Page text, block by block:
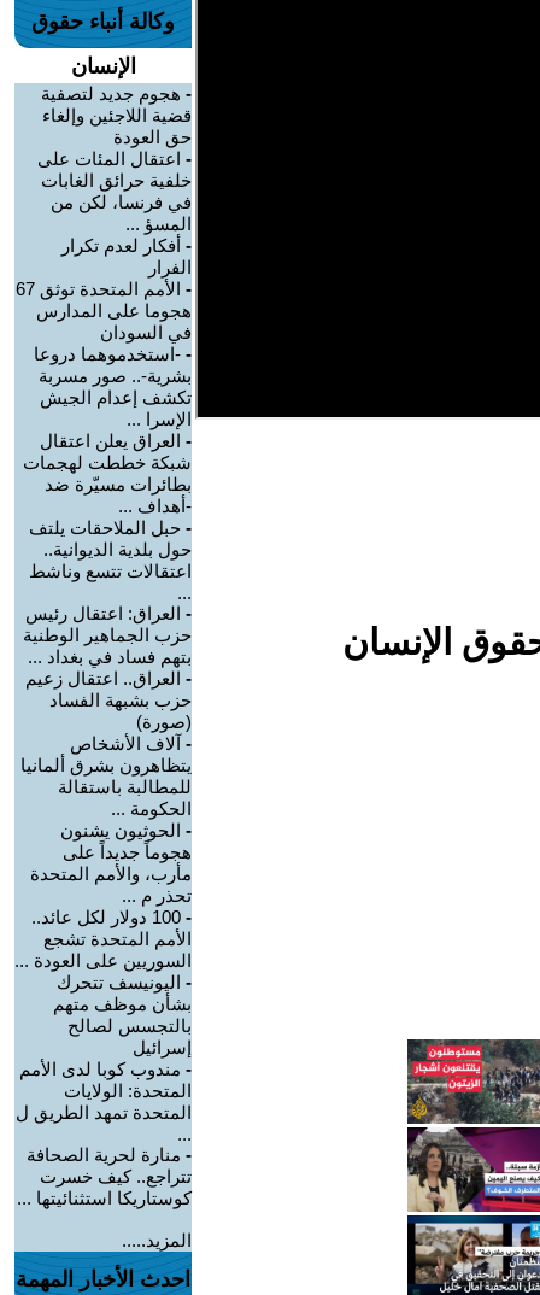
الإنسان
وكالة أنباء حقوق
الإنسان
- هجوم جديد لتصفية
قضية اللاجئين وإلغاء
حق العودة
- اعتقال المئات على
خلفية حرائق الغابات
في فرنسا، لكن من
المسؤ ...
- أفكار لعدم تكرار
الفرار
-
الأمم المتحدة توثق 67
هجوما على المدارس
في السودان
- -استخدموهما دروعا
بشرية-.. صور مسربة
تكشف إعدام الجيش
الإسرا ...
- العراق يعلن اعتقال
شبكة خططت لهجمات
بطائرات مسيّرة ضد
-أهداف ...
- حبل الملاحقات يلتف
حول بلدية الديوانية..
اعتقالات تتسع وناشط
...
- العراق: اعتقال رئيس
حزب الجماهير الوطنية
بتهم فساد في بغداد ...
- العراق.. اعتقال زعيم
حزب بشبهة الفساد
(صورة)
- آلاف الأشخاص
يتظاهرون بشرق ألمانيا
للمطالبة باستقالة
الحكومة ...
- الحوثيون يشنون
هجوماً جديداً على
مأرب، والأمم المتحدة
تحذر م ...
-
100 دولار لكل عائد..
الأمم المتحدة تشجع
السوريين على العودة ...
- اليونيسف تتحرك
بشأن موظف متهم
بالتجسس لصالح
إسرائيل
- مندوب كوبا لدى الأمم
المتحدة: الولايات
المتحدة تمهد الطريق ل
...
- منارة لحرية الصحافة
تتراجع.. كيف خسرت
كوستاريكا استثنائيتها ...
المزيد.....
احدث الأخبار المهمة